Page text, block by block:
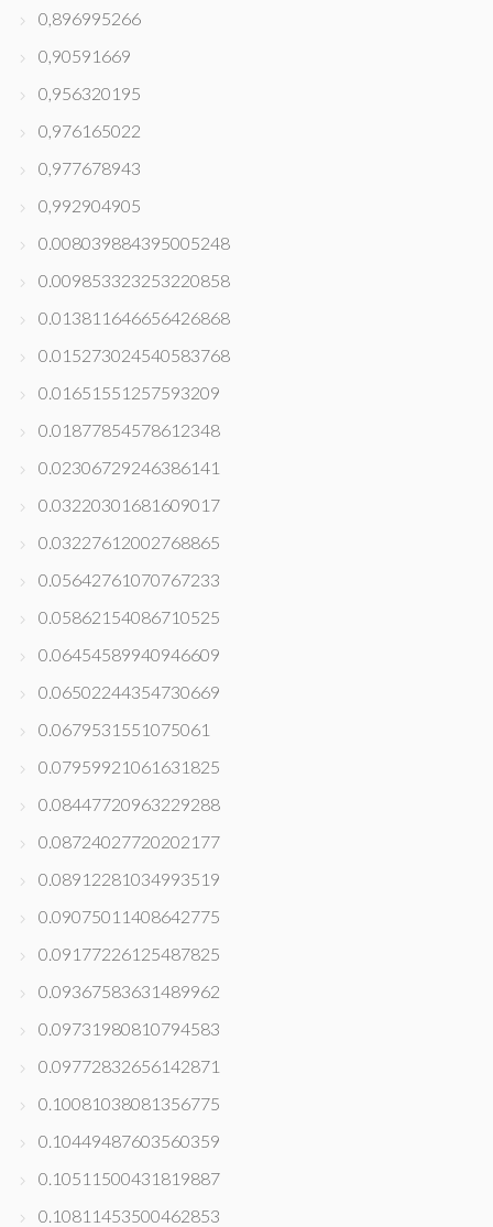
0,896995266
0,90591669
0,956320195
0,976165022
0,977678943
0,992904905
0.008039884395005248
0.009853323253220858
0.013811646656426868
0.015273024540583768
0.01651551257593209
0.01877854578612348
0.02306729246386141
0.03220301681609017
0.03227612002768865
0.05642761070767233
0.05862154086710525
0.06454589940946609
0.06502244354730669
0.0679531551075061
0.07959921061631825
0.08447720963229288
0.08724027720202177
0.08912281034993519
0.09075011408642775
0.09177226125487825
0.09367583631489962
0.09731980810794583
0.09772832656142871
0.10081038081356775
0.10449487603560359
0.10511500431819887
0.10811453500462853